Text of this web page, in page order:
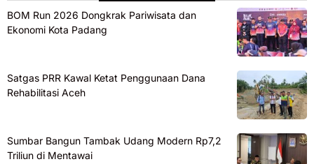
BOM Run 2026 Dongkrak Pariwisata dan
Ekonomi Kota Padang
Satgas PRR Kawal Ketat Penggunaan Dana
Rehabilitasi Aceh
Sumbar Bangun Tambak Udang Modern Rp7,2
Triliun di Mentawai